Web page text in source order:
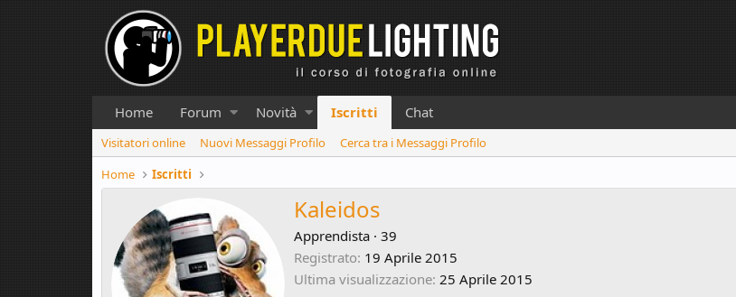
Home Forum Novità Iscritti Chat
Visitatori online Nuovi Messaggi Profilo
Cerca tra i Messaggi Profilo
Home
Iscritti
Kaleidos
Apprendista · 39
Registrato 19 Aprile 2015
Ultima visualizzazione 25 Aprile 2015